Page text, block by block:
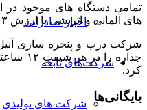
اخبار صادراتی
شرکت‌های تابعه
شرکت های تولیدی
تمامی دستگاه‌ های موجود در
های آلمانی و اتریشی با ارزش ۳ میلیون یورو خریداری شده اند.
جداره
کرد.
بایگانی‌ها